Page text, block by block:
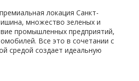
локация Санкт-
множество зеленых и
промышленных предприятий,
Все это в сочетании с
средой создает идеальную